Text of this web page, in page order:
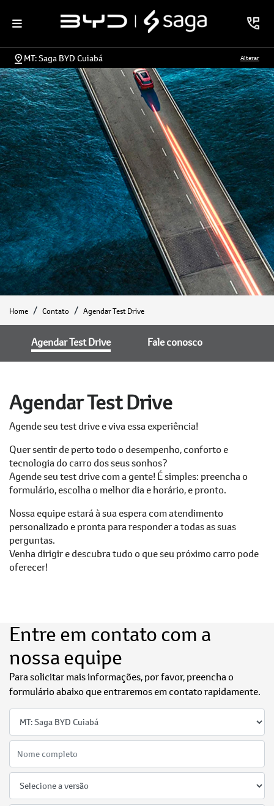
MT: Saga BYD Cuiabá Alterar
Home Contato Agendar Test Drive
Fale conosco
Agendar Test Drive
Agendar Test Drive
Agende seu test drive e viva essa experiência!
Quer sentir de perto todo o desempenho, conforto e
tecnologia do carro dos seus sonhos?
Agende seu test drive com a gente! É simples: preencha o
formulário, escolha o melhor dia e horário, e pronto.
Nossa equipe estará à sua espera com atendimento
personalizado e pronta para responder a todas as suas
perguntas.
Venha dirigir e descubra tudo o que seu próximo carro pode
oferecer!
Entre em contato com a
nossa equipe
Para solicitar mais informações, por favor, preencha o
formulário abaixo que entraremos em contato rapidamente.